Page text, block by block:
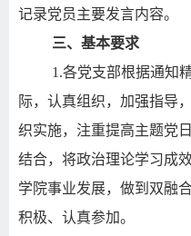
记录党员主要发言内容。
三、基本要求
1.各党支部根据通知
际，认真组织，加强指导
织实施，注重提高主题党
结合，将政治理论学习成
学院事业发展，做到双融
积极、认真参加。